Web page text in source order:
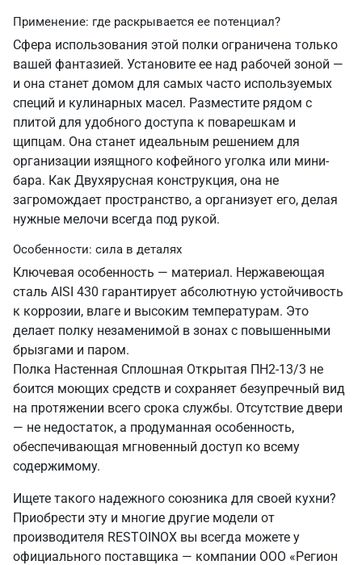
Применение: где раскрывается ее потенциал?
Сфера использования этой полки ограничена только
вашей фантазией. Установите ее над рабочей зоной —
и она станет домом для самых часто используемых
специй и кулинарных масел. Разместите рядом с
плитой для удобного доступа к поварешкам и
щипцам. Она станет идеальным решением для
организации изящного кофейного уголка или мини-
бара. Как Двухярусная конструкция, она не
загромождает пространство, а организует его, делая
нужные мелочи всегда под рукой.
Особенности: сила в деталях
Ключевая особенность — материал. Нержавеющая
сталь AISI 430 гарантирует абсолютную устойчивость
к коррозии, влаге и высоким температурам. Это
делает полку незаменимой в зонах с повышенными
брызгами и паром.
Полка Настенная Сплошная Открытая ПН2-13/3 не
боится моющих средств и сохраняет безупречный вид
на протяжении всего срока службы. Отсутствие двери
— не недостаток, а продуманная особенность,
обеспечивающая мгновенный доступ ко всему
содержимому.
Ищете такого надежного союзника для своей кухни?
Приобрести эту и многие другие модели от
производителя RESTOINOX вы всегда можете у
официального поставщика — компании ООО «Регион